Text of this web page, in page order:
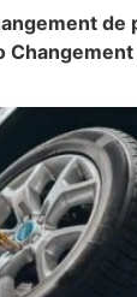
de
Changement